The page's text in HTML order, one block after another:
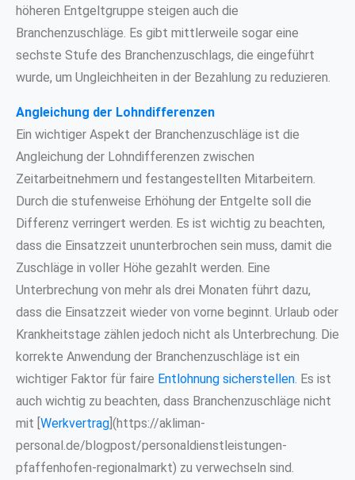
höheren Entgeltgruppe steigen auch die
Branchenzuschläge. Es gibt mittlerweile sogar eine
sechste Stufe des Branchenzuschlags, die eingeführt
wurde, um Ungleichheiten in der Bezahlung zu reduzieren.
Angleichung der Lohndifferenzen
Ein wichtiger Aspekt der Branchenzuschläge ist die
Angleichung der Lohndifferenzen zwischen
Zeitarbeitnehmern und festangestellten Mitarbeitern.
Durch die stufenweise Erhöhung der Entgelte soll die
Differenz verringert werden. Es ist wichtig zu beachten,
dass die Einsatzzeit ununterbrochen sein muss, damit die
Zuschläge in voller Höhe gezahlt werden. Eine
Unterbrechung von mehr als drei Monaten führt dazu,
dass die Einsatzzeit wieder von vorne beginnt. Urlaub oder
Krankheitstage zählen jedoch nicht als Unterbrechung. Die
korrekte Anwendung der Branchenzuschläge ist ein
wichtiger Faktor für faire Entlohnung sicherstellen. Es ist
auch wichtig zu beachten, dass Branchenzuschläge nicht
mit [ Werkvertrag ](https://akliman-
personal.de/blogpost/personaldienstleistungen-
pfaffenhofen-regionalmarkt) zu verwechseln sind.